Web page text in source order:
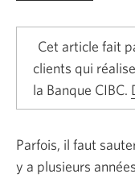
Cet article fait
clients qui
la Banque CIBC.
Parfois, il faut
y a plusieurs